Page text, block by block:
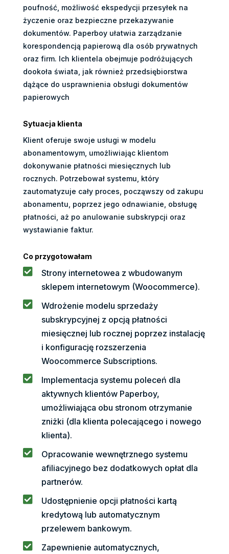
poufność, możliwość ekspedycji przesyłek na
życzenie oraz bezpieczne przekazywanie
dokumentów. Paperboy ułatwia zarządzanie
korespondencją papierową dla osób prywatnych
oraz firm. Ich klientela obejmuje podróżujących
dookoła świata, jak również przedsiębiorstwa
dążące do usprawnienia obsługi dokumentów
papierowych
Sytuacja klienta
Klient oferuje swoje usługi w modelu
abonamentowym, umożliwiając klientom
dokonywanie płatności miesięcznych lub
rocznych. Potrzebował systemu, który
zautomatyzuje cały proces, począwszy od zakupu
abonamentu, poprzez jego odnawianie, obsługę
płatności, aż po anulowanie subskrypcji oraz
wystawianie faktur.
Co przygotowałam

Strony internetowea z wbudowanym
sklepem internetowym (Woocommerce).

Wdrożenie modelu sprzedaży
subskrypcyjnej z opcją płatności
miesięcznej lub rocznej poprzez instalację
i konfigurację rozszerzenia
Woocommerce Subscriptions.

Implementacja systemu poleceń dla
aktywnych klientów Paperboy,
umożliwiająca obu stronom otrzymanie
zniżki (dla klienta polecającego i nowego
klienta).

Opracowanie wewnętrznego systemu
afiliacyjnego bez dodatkowych opłat dla
partnerów.

Udostępnienie opcji płatności kartą
kredytową lub automatycznym
przelewem bankowym.

Zapewnienie automatycznych,